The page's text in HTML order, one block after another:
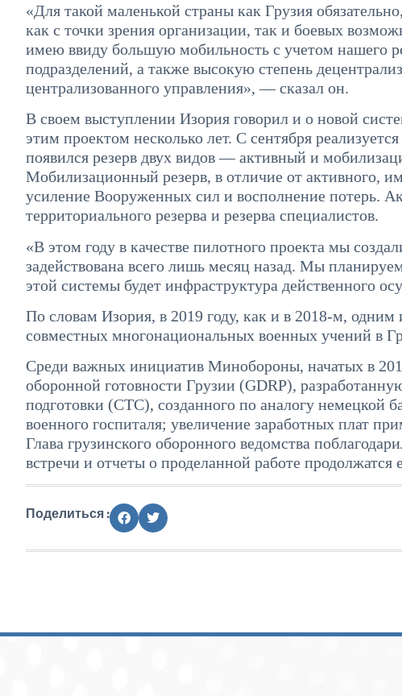
«Для такой маленькой страны как Грузия
как с точки зрения организации, так и боевых
имею ввиду большую мобильность с учетом нашего
подразделений, а также высокую степень
централизованного управления», — сказал он.
В своем выступлении Изория говорил и о новой
этим проектом несколько лет. С сентября
появился резерв двух видов — активный и
Мобилизационный резерв, в отличие от активного,
усиление Вооруженных сил и восполнение потерь.
территориального резерва и резерва специалистов.
«В этом году в качестве пилотного проекта мы
задействована всего лишь месяц назад. Мы
этой системы будет инфраструктура действенного
По словам Изория, в 2019 году, как и в 2018-м, одним
совместных многонациональных военных учений в
Среди важных инициатив Минобороны, начатых в
оборонной готовности Грузии (GDRP),
подготовки (CTC), созданного по аналогу немецкой
военного госпиталя; увеличение заработных плат
Глава грузинского оборонного ведомства
встречи и отчеты о проделанной работе продолжатся
Поделиться :